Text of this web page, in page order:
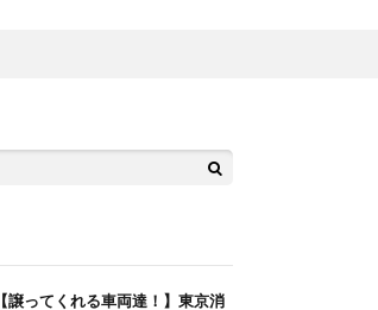
【譲ってくれる車両達！】東京消